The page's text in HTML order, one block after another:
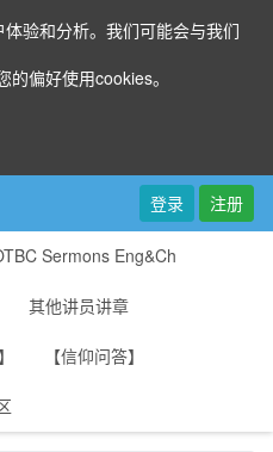
验和分析。我们可能会与我们
偏好使用cookies。
登录 注册
Sermons Eng&Ch
其他讲员讲章
【信仰问答】